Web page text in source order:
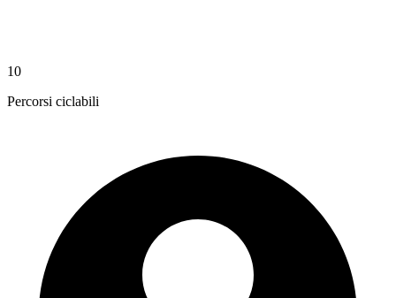
10
Percorsi ciclabili